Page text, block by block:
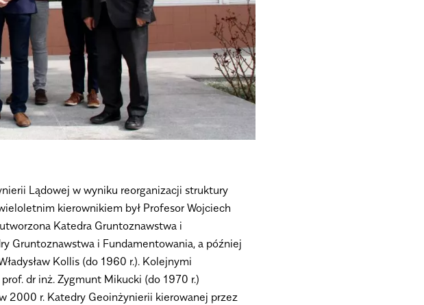
Lądowej w wyniku reorganizacji struktury
kierownikiem był Profesor Wojciech
Katedra Gruntoznawstwa i
Gruntoznawstwa i Fundamentowania, a później
Kollis (do 1960 r.). Kolejnymi
dr inż. Zygmunt Mikucki (do 1970 r.)
2000 r. Katedry Geoinżynierii kierowanej przez